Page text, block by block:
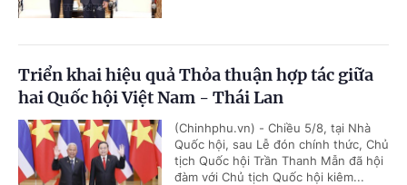
Triển khai hiệu quả Thỏa thuận hợp tác giữa
hai Quốc hội Việt Nam - Thái Lan
(Chinhphu.vn) - Chiều 5/8, tại Nhà
Quốc hội, sau Lễ đón chính thức, Chủ
tịch Quốc hội Trần Thanh Mẫn đã hội
đàm với Chủ tịch Quốc hội kiêm...